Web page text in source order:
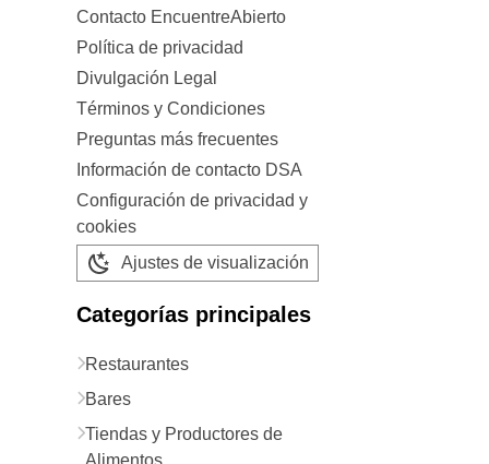
Contacto EncuentreAbierto
Política de privacidad
Divulgación Legal
Términos y Condiciones
Preguntas más frecuentes
Información de contacto DSA
Configuración de privacidad y
cookies
Ajustes de visualización
Categorías principales
Restaurantes
Bares
Tiendas y Productores de
Alimentos